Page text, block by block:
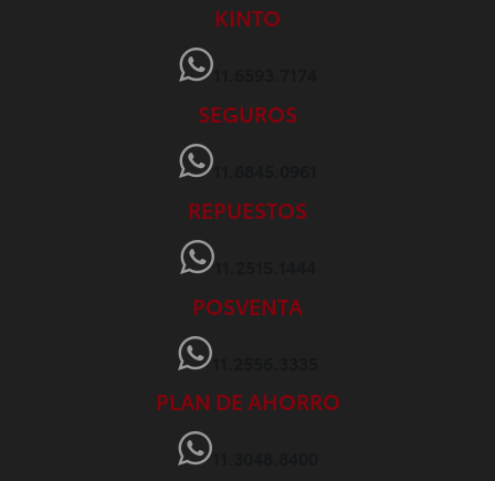
PLAN DE AHORRO
11.3048.8400
POSVENTA
11.2556.3335
REPUESTOS
11.2515.1444
SEGUROS
11.6845.0961
KINTO
11.6593.7174